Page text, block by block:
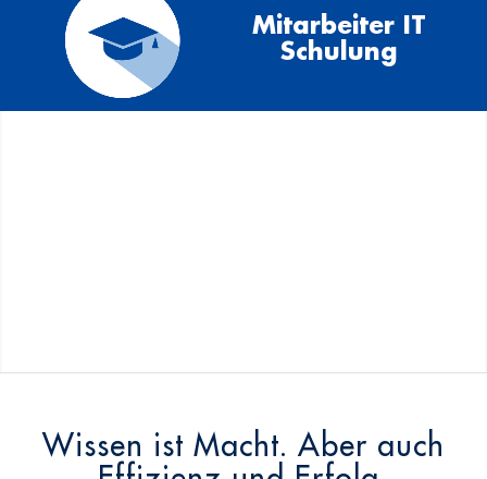
Mitarbeiter IT
Schulung
Wissen ist Macht. Aber auch